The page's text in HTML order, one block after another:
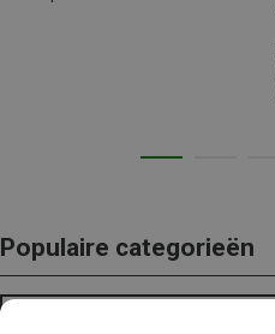
Populaire categorieën